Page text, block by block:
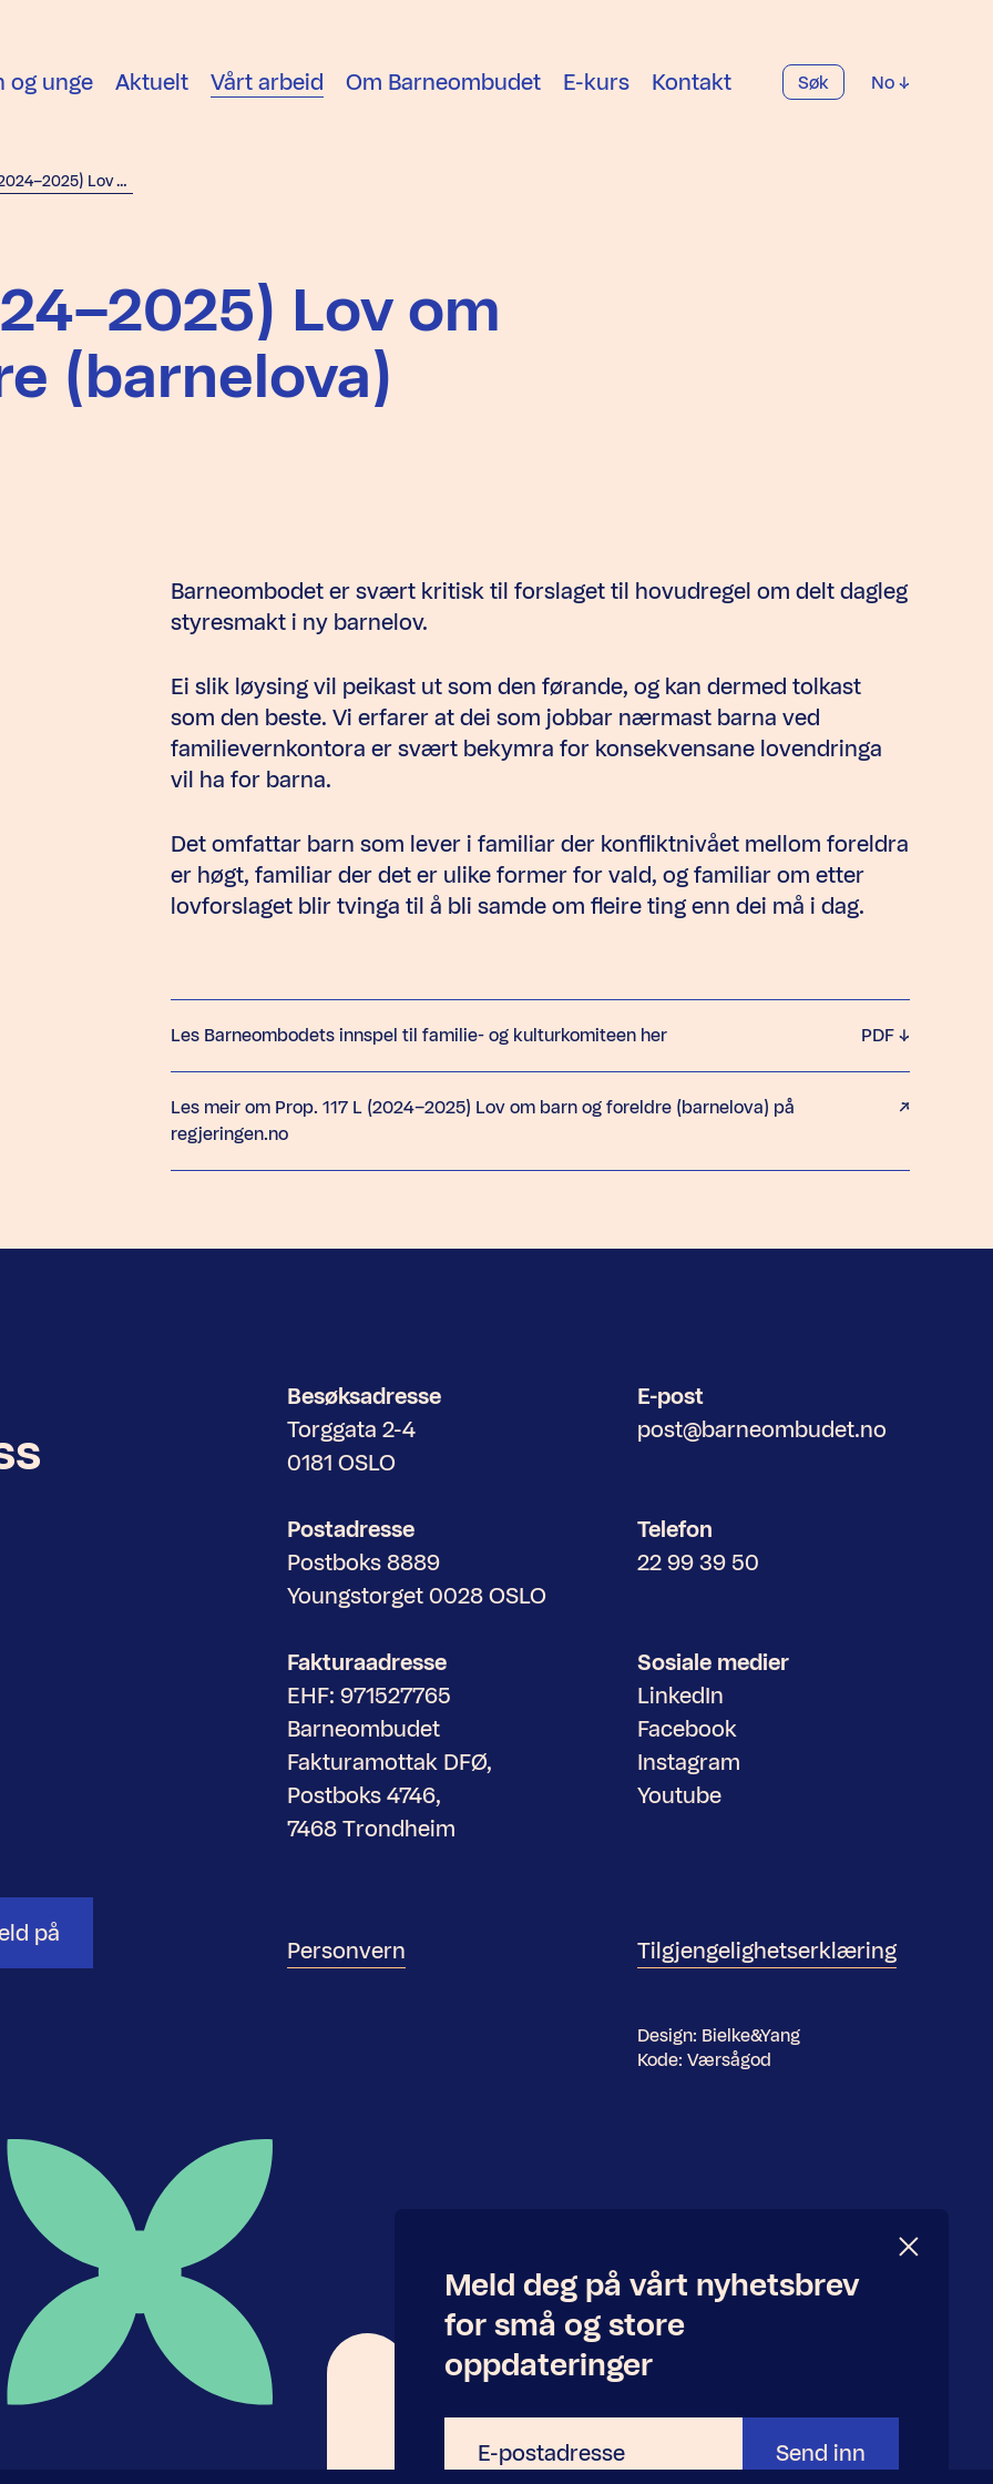
og unge Aktuelt Vårt arbeid Om Barneombudet E-kurs Kontakt Søk No
Prop. 117 L (2024–2025) Lov om barn og foreldre (barnelova)
Lov om
(barnelova)
Barneombodet er svært kritisk til forslaget til hovudregel om delt dagleg
styresmakt i ny barnelov.
Ei slik løysing vil peikast ut som den førande, og kan dermed tolkast
som den beste. Vi erfarer at dei som jobbar nærmast barna ved
familievernkontora er svært bekymra for konsekvensane lovendringa
vil ha for barna.
Det omfattar barn som lever i familiar der konfliktnivået mellom foreldra
er høgt, familiar der det er ulike former for vald, og familiar om etter
lovforslaget blir tvinga til å bli samde om fleire ting enn dei må i dag.
Les Barneombodets innspel til familie- og kulturkomiteen her PDF
Les meir om Prop. 117 L (2024–2025) Lov om barn og foreldre (barnelova) på
regjeringen.no
på
Besøksadresse
Torggata 2-4
0181 OSLO
Postadresse
Postboks 8889
Youngstorget 0028 OSLO
Fakturaadresse
EHF: 971527765
Barneombudet
Fakturamottak DFØ,
Postboks 4746,
7468 Trondheim
Personvern
E-post
post@barneombudet.no
Telefon
22 99 39 50
Sosiale medier
LinkedIn
Facebook
Instagram
Youtube
Tilgjengelighetserklæring
Design: Bielke&Yang
Kode: Værsågod
Meld deg på vårt nyhetsbrev
for små og store
oppdateringer
postadresse
Send inn